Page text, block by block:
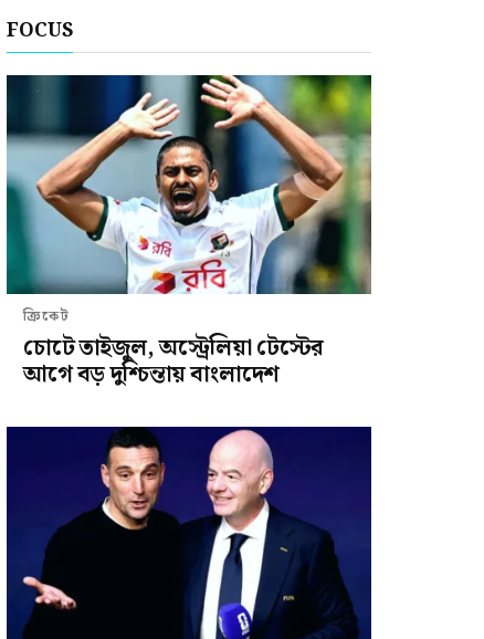
FOCUS
ক্রিকেট
চোটে তাইজুল, অস্ট্রেলিয়া টেস্টের
আগে বড় দুশ্চিন্তায় বাংলাদেশ